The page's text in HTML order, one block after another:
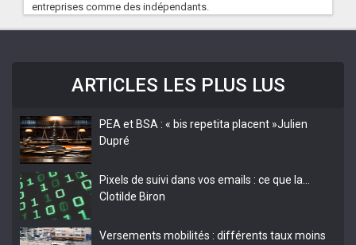
entreprises comme des indépendants.
ARTICLES LES PLUS LUS
PEA et BSA : « bis repetita placent »Julien
Dupré
Pixels de suivi dans vos emails : ce que la…
Clotilde Biron
Versements mobilités : différents taux moins